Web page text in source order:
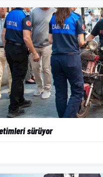
sürüyor